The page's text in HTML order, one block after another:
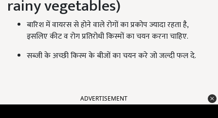
rainy vegetables)
बारिश में वायरस से होने वाले रोगों का प्रकोप ज्यादा रहता है,
इसलिए कीट व रोग प्रतिरोधी किस्मों का चयन करना चाहिए.
सब्जी के अच्छी किस्म के बीजों का चयन करे जो जल्दी फल दे.
ADVERTISEMENT